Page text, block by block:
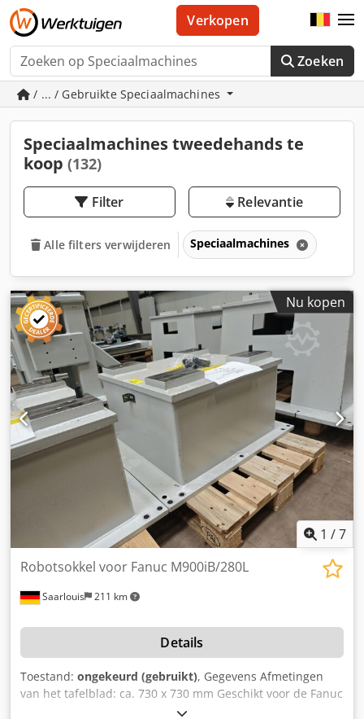
Zoeken
Verkopen
/ ... / Gebruikte Speciaal­­machines
Speciaal­­machines tweedehands te
koop (132)
Filter Relevantie
Alle filters verwijderen Speciaal­­machines
Nu kopen
1 /7
Saarlouis 211 km
Robotsokkel voor Fanuc M900iB/280L
Details
Toestand: ongekeurd (gebruikt), Gegevens Afmetingen
van het tafelblad: ca. 730 x 730 mm Geschikt voor de Fanuc
M900iB/280L-robot Totale afmetingen: ca. 940 x 810 x 660